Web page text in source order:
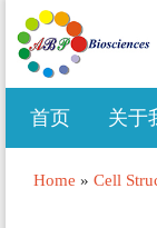
首页 关于
Home » Cell